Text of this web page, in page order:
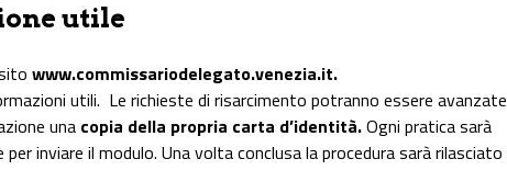
utile
www.commissariodelegato.venezia.it.
utili. Le richieste di risarcimento potranno essere avanzate
una copia della propria carta d’identità.Ogni pratica sarà
per inviare il modulo. Una volta conclusa la procedura sarà rilasciato